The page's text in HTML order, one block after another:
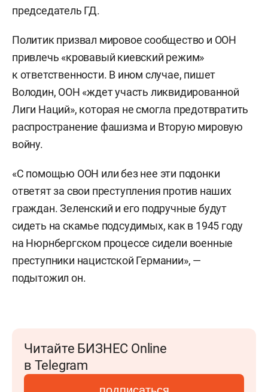
председатель ГД.
Политик призвал мировое сообщество и ООН
привлечь «кровавый киевский режим»
к ответственности. В ином случае, пишет
Володин, ООН «ждет участь ликвидированной
Лиги Наций», которая не смогла предотвратить
распространение фашизма и Вторую мировую
войну.
«С помощью ООН или без нее эти подонки
ответят за свои преступления против наших
граждан. Зеленский и его подручные будут
сидеть на скамье подсудимых, как в 1945 году
на Нюрнбергском процессе сидели военные
преступники нацистской Германии», —
подытожил он.
Читайте БИЗНЕС Online
в Telegram